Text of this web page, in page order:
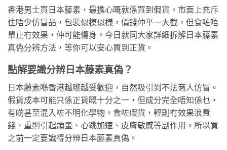
香港男士買日本藤素，最擔心嘅就係買到假貨。市面上充斥
住唔少仿冒品，包裝似模似樣，價錢仲平一大截，但食咗唔
單止冇效果，仲可能傷身。今日就同大家詳細拆解日本藤素
真偽分辨方法，等你可以安心買到正貨。
點解要識分辨日本藤素真偽？
日本藤素喺香港越嚟越受歡迎，自然吸引到不法商人仿冒。
假貨成本可能只係正貨嘅十分之一，但成分完全唔知係乜，
有啲甚至混入咗不明化學物。食咗假貨，輕則冇效果浪費
錢，重則引起頭暈、心跳加速、皮膚敏感等副作用。所以買
之前一定要識得分辨日本藤素真偽。